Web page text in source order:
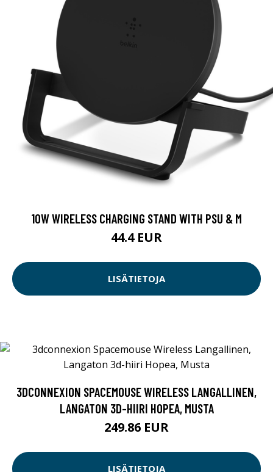
10W WIRELESS CHARGING STAND WITH PSU & M
44.4 EUR
LISÄTIETOJA
3DCONNEXION SPACEMOUSE WIRELESS LANGALLINEN,
LANGATON 3D-HIIRI HOPEA, MUSTA
249.86 EUR
LISÄTIETOJA